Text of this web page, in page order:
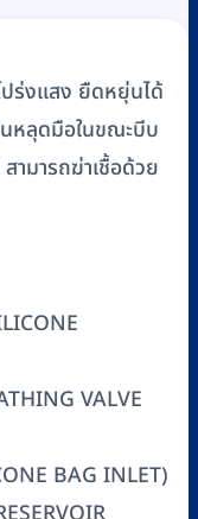
ร่งแสง ยืดหยุ่นได้
หลุดมือในขณะบีบ
ามารถฆ่าเชื้อด้วย
VALVE
BAG INLET)